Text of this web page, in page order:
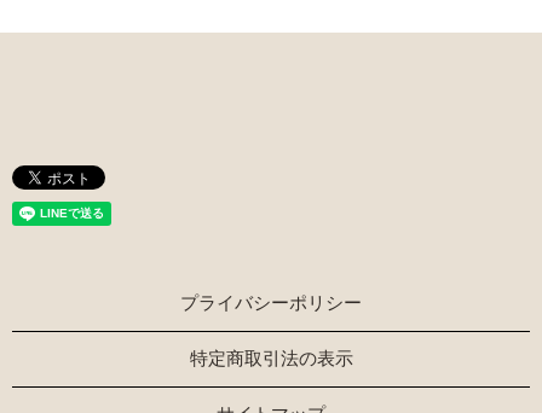
プライバシーポリシー
特定商取引法の表示